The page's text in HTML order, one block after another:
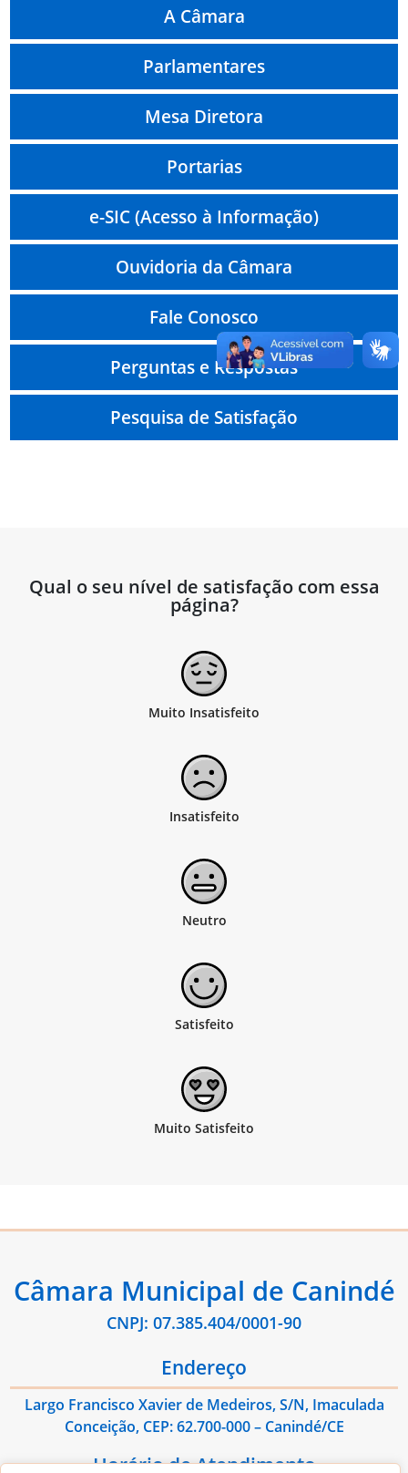
A Câmara
Parlamentares
Mesa Diretora
Portarias
e-SIC (Acesso à Informação)
Ouvidoria da Câmara
Fale Conosco
Perguntas e Respostas
Pesquisa de Satisfação
Qual o seu nível de satisfação com essa
página?
Câmara Municipal de Canindé
CNPJ: 07.385.404/0001-90
Endereço
Largo Francisco Xavier de Medeiros, S/N, Imaculada
Conceição, CEP: 62.700-000 – Canindé/CE
Horário de Atendimento